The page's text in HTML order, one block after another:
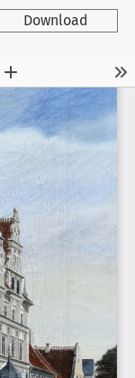
Download